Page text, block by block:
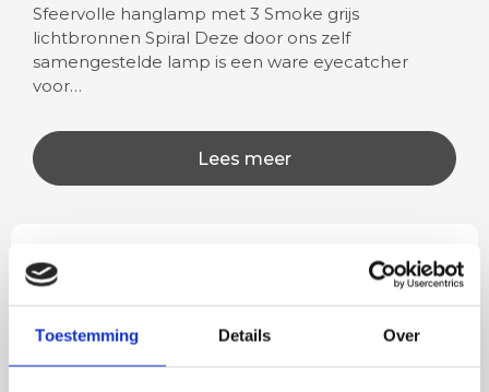
Toestemming Details Over
Sfeervolle hanglamp met 3 Smoke grijs
lichtbronnen Spiral Deze door ons zelf
samengestelde lamp is een ware eyecatcher
voor…
Lees meer
Rian
Fijne site waar ik een mooie
Het bestellen,